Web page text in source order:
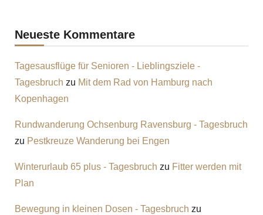
Neueste Kommentare
Tagesausflüge für Senioren - Lieblingsziele -
Tagesbruch zu Mit dem Rad von Hamburg nach
Kopenhagen
Rundwanderung Ochsenburg Ravensburg - Tagesbruch
zu Pestkreuze Wanderung bei Engen
Winterurlaub 65 plus - Tagesbruch zu Fitter werden mit
Plan
Bewegung in kleinen Dosen - Tagesbruch zu